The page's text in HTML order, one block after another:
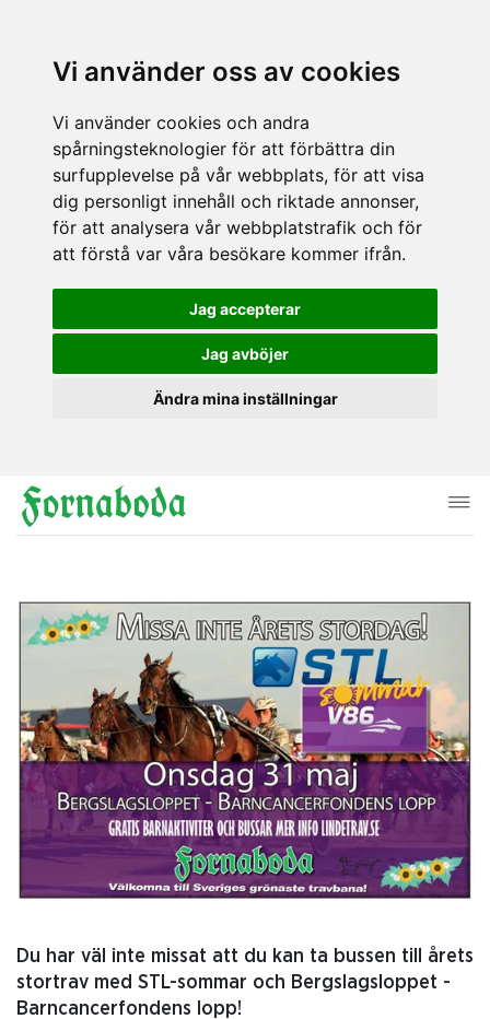
Vi använder oss av cookies
Vi använder cookies och andra
spårningsteknologier för att förbättra din
surfupplevelse på vår webbplats, för att visa
dig personligt innehåll och riktade annonser,
för att analysera vår webbplatstrafik och för
att förstå var våra besökare kommer ifrån.
Jag accepterar
Jag avböjer
Ändra mina inställningar
Du har väl inte missat att du kan ta bussen till årets
stortrav med STL-sommar och Bergslagsloppet -
Barncancerfondens lopp!